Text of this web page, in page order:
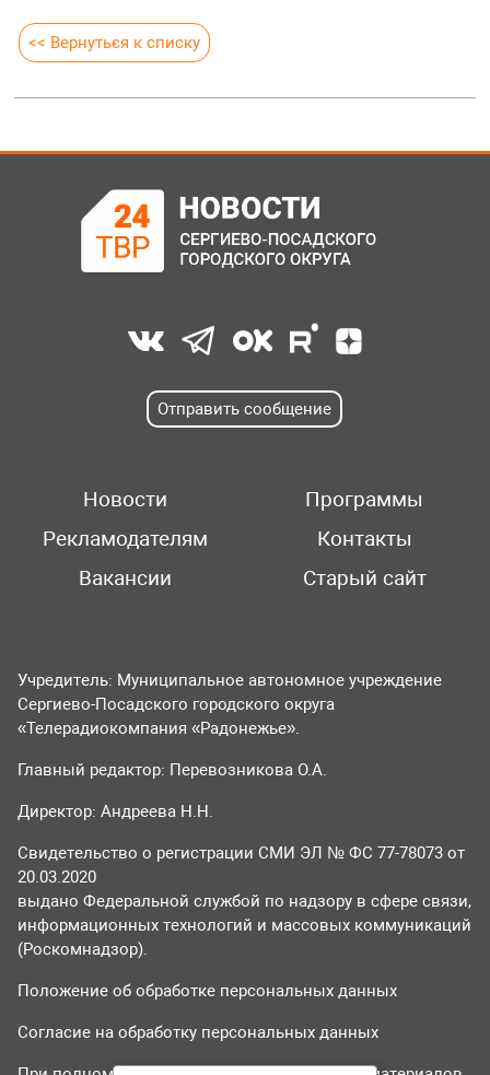
<< Вернуться к списку
Отправить сообщение
Новости
Программы
Рекламодателям
Контакты
Вакансии
Старый сайт
Учредитель: Муниципальное автономное учреждение
Сергиево-Посадского городского округа
«Телерадиокомпания «Радонежье».
Главный редактор: Перевозникова О.А.
Директор: Андреева Н.Н.
Свидетельство о регистрации СМИ ЭЛ № ФС 77-78073 от
20.03.2020
выдано Федеральной службой по надзору в сфере связи,
информационных технологий и массовых коммуникаций
(Роскомнадзор).
Положение об обработке персональных данных
Согласие на обработку персональных данных